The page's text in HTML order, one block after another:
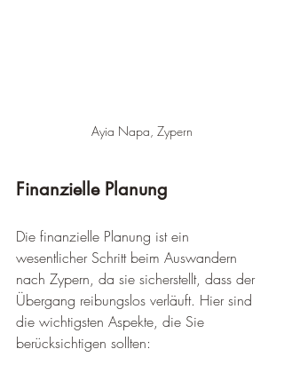
Ayia Napa, Zypern
Finanzielle Planung
Die finanzielle Planung ist ein
wesentlicher Schritt beim Auswandern
nach Zypern, da sie sicherstellt, dass der
Übergang reibungslos verläuft. Hier sind
die wichtigsten Aspekte, die Sie
berücksichtigen sollten: